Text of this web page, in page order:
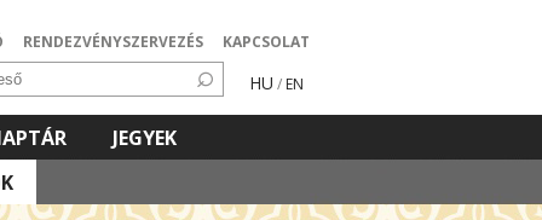
RENDEZVÉNYSZERVEZÉS KAPCSOLAT
HU / EN
JEGYEK